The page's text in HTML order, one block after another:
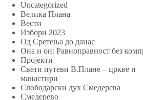
Uncategorized
Велика Плана
Вести
Избори 2023
Од Сретења до данас
Она и он: Равноправност без
Пројекти
Свети путеви В.Плане – цркве и
манастири
Слободарски дух Смедерева
Смедерево